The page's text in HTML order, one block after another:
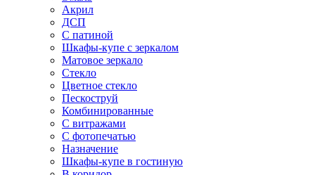
Акрил
ДСП
С патиной
Шкафы-купе с зеркалом
Матовое зеркало
Стекло
Цветное стекло
Пескоструй
Комбинированные
С витражами
С фотопечатью
Назначение
Шкафы-купе в гостиную